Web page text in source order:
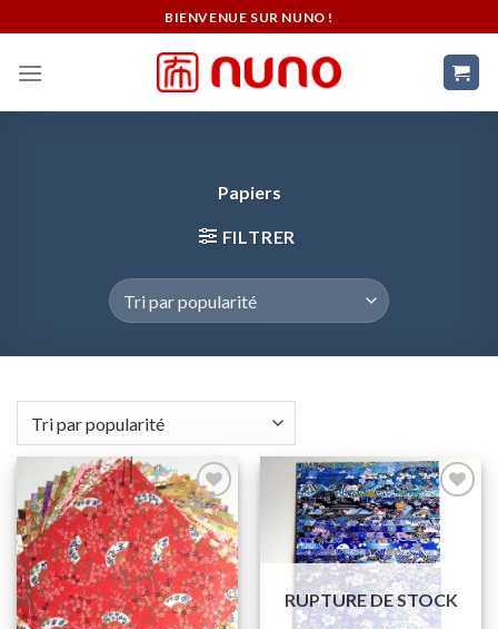
to
content
BIENVENUE SUR NUNO !
Papiers
FILTRER
Ajouter
à la liste
d'envies
Ajouter
à la liste
d'envies
RUPTURE DE STOCK